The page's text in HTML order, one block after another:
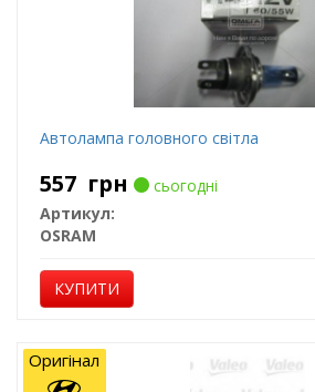
Автолампа головного світла
557 грн
сьогодні
Артикул:
OSRAM
КУПИТИ
Оригінал